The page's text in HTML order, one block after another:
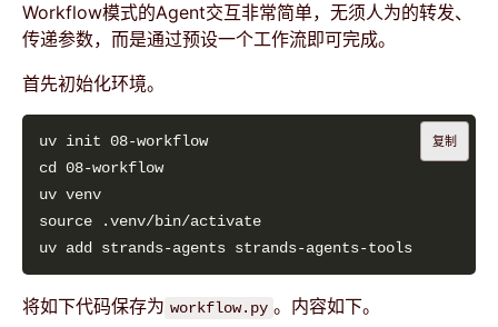
Workflow模式的Agent交互非常简单，无须人为的转发、
传递参数，而是通过预设一个工作流即可完成。
首先初始化环境。
复制
将如下代码保存为 workflow.py 。内容如下。